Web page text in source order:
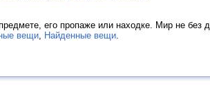
его пропаже или находке. Мир не без
вещи Найденные вещи